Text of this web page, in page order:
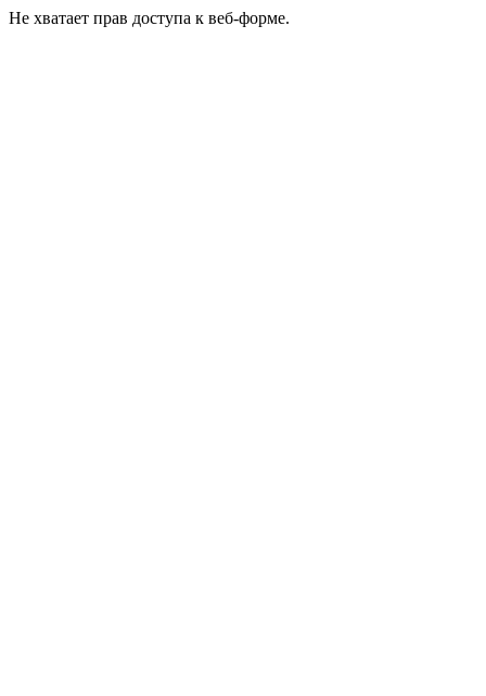
Не хватает прав доступа к веб-форме.